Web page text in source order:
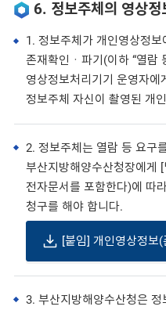
6. 정보주체의 영상정
1. 정보주체가 개인영상정
존재확인ㆍ파기(이하 “열람
영상정보처리기기 운영자에
정보주체 자신이 촬영된 개
2. 정보주체는 열람 등 요구
부산지방해양수산청장에게
전자문서를 포함한다)에 따
청구를 해야 합니다.
[붙임] 개인영상정보
3. 부산지방해양수산청은